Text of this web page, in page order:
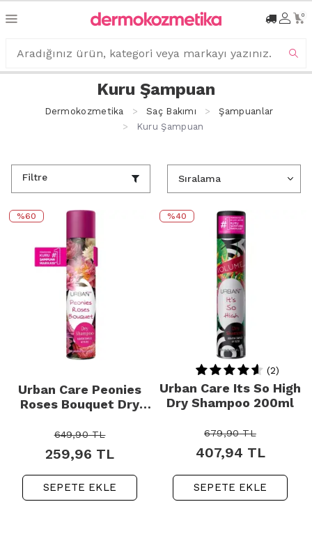
0
Kuru Şampuan
Dermokozmetika Saç Bakımı
Şampuanlar
Kuru Şampuan
Filtre
%60
Urban Care Peonies
Roses Bouquet Dry
Şampuan 200ml
649,90TL
259,96 TL
SEPETE EKLE
%40
(2)
Urban Care Its So High
Dry Shampoo 200ml
679,90TL
407,94 TL
SEPETE EKLE